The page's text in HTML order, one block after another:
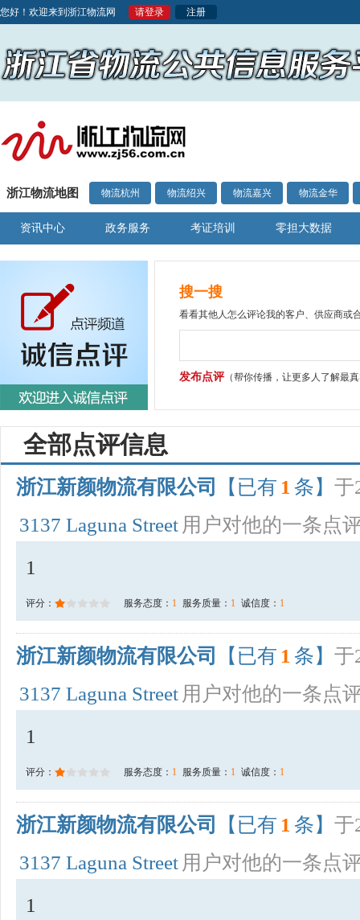
您好！欢迎来到浙江物流网 请登录 注册
浙江物流地图 物流杭州 物流绍兴 物流嘉兴 物流金华
资讯中心 政务服务 考证培训 零担大数据
搜一搜
看看其他人怎么评论我的客户、供应商或
发布点评（帮你传播，让更多人了解最
全部点评信息
浙江新颜物流有限公司 【已有 1 条】 于
3137 Laguna Street 用户对他的一条点
1
评分： 服务态度： 1 服务质量： 1 诚信度： 1
浙江新颜物流有限公司 【已有 1 条】 于
3137 Laguna Street 用户对他的一条点
1
评分： 服务态度： 1 服务质量： 1 诚信度： 1
浙江新颜物流有限公司 【已有 1 条】 于
3137 Laguna Street 用户对他的一条点
1